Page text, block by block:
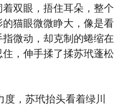
双眼，捂住耳朵，整个
猫眼微微睁大，像是看
微动，却克制的蜷缩在
，伸手揉了揉苏玳蓬松
，苏玳抬头看着绿川